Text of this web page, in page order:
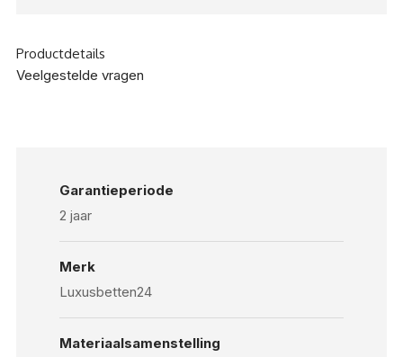
Productdetails
Veelgestelde vragen
Garantieperiode
2 jaar
Merk
Luxusbetten24
Materiaalsamenstelling